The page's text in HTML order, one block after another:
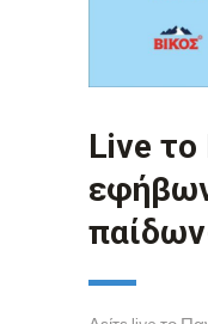
Live το